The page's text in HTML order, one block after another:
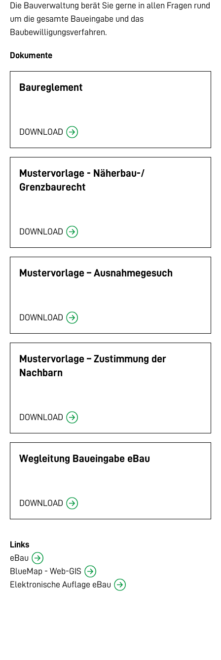
Die Bauverwaltung berät Sie gerne in allen Fragen rund
um die gesamte Baueingabe und das
Baubewilligungsverfahren.
Dokumente
Baureglement
DOWNLOAD
Mustervorlage - Näherbau-/
Grenzbaurecht
DOWNLOAD
Mustervorlage – Ausnahmegesuch
DOWNLOAD
Mustervorlage – Zustimmung der
Nachbarn
DOWNLOAD
Wegleitung Baueingabe eBau
DOWNLOAD
Links
eBau
BlueMap - Web-GIS
Elektronische Auflage eBau